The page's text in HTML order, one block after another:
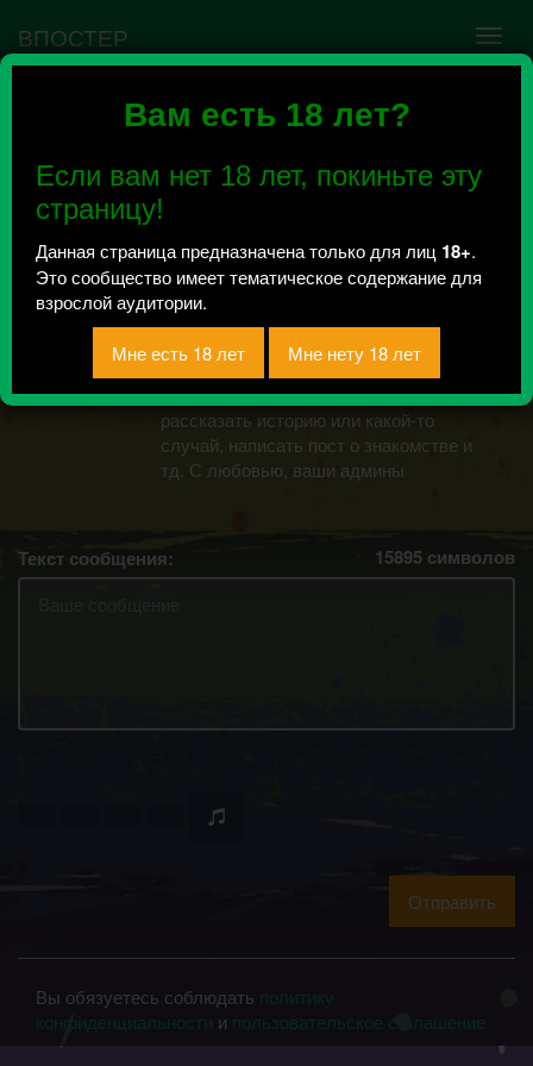
Вам есть 18 лет?
Если вам нет 18 лет, покиньте эту
страницу!
Данная страница предназначена только для лиц 18+.
Это сообщество имеет тематическое содержание для
взрослой аудитории.
ВПОСТЕР
Радужный мир гей|
Воронеж|Курск
отправлено / Рейтинг 4
Радужные! Теперь вы можете
анонимно отправлять нам свои
сообщения. И даже мы не будем
знать, от кого данное письмо. Вы
можете поделиться своей проблемой,
рассказать историю или какой-то
случай, написать пост о знакомстве и
тд. С любовью, ваши админы
Текст сообщения: 15895 символов
Отправить
Вы обязуетесь соблюдать политику
конфиденциальности и пользовательское соглашение